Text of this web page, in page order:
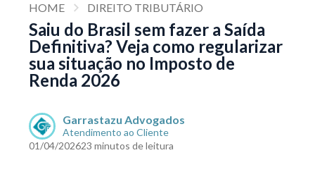
HOME DIREITO TRIBUTÁRIO
Saiu do Brasil sem fazer a Saída
Definitiva? Veja como regularizar
sua situação no Imposto de
Renda 2026
Garrastazu Advogados
Atendimento ao Cliente
01/04/202623 minutos de leitura